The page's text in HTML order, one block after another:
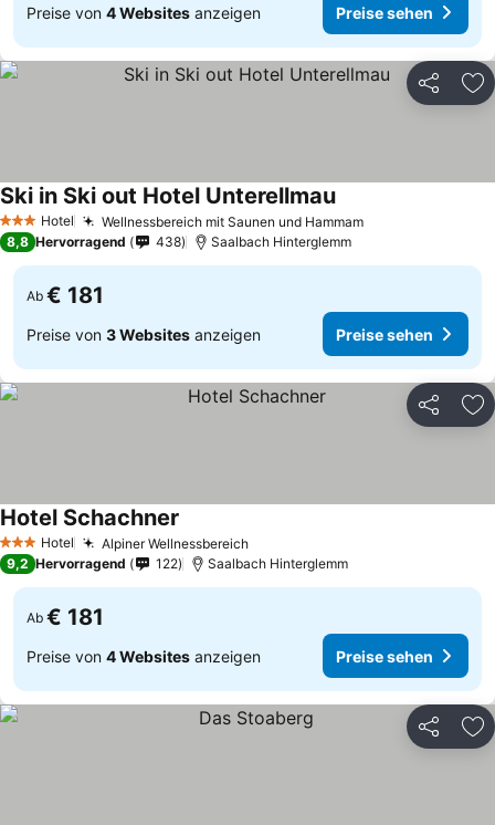
Preise von 4 Websites anzeigen Preise sehen
Teilen
3 SterneHotel Wellnessbereich mit Saunen und Hammam
Ski in Ski out Hotel Unterellmau
8,8 Hervorragend 438 Saalbach Hinterglemm
Ab € 181
Preise von 3 Websites anzeigen Preise sehen
Teilen
3 SterneHotel Alpiner Wellnessbereich
Hotel Schachner
9,2 Hervorragend 122 Saalbach Hinterglemm
Ab € 181
Preise von 4 Websites anzeigen Preise sehen
Teilen